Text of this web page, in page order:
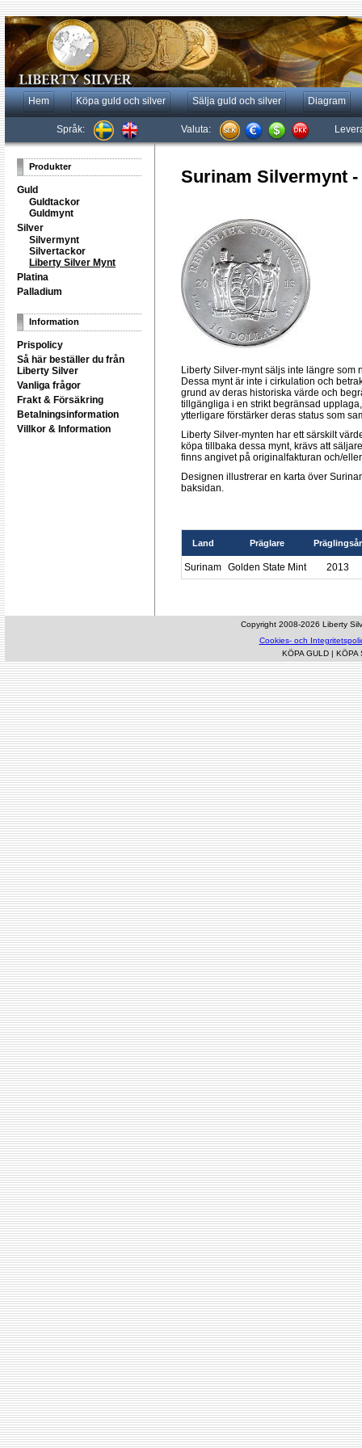
Hem Köpa guld och silver Sälja guld och silver Diagram
Språk: Valuta:
Produkter
Guld
Guldtackor
Guldmynt
Silver
Silvermynt
Silvertackor
Liberty Silver Mynt
Platina
Palladium
Information
Prispolicy
Så här beställer du från
Liberty Silver
Vanliga frågor
Frakt & Försäkring
Betalningsinformation
Villkor & Information
Surinam Silvermynt -
Liberty Silver-mynt säljs inte längre
Dessa mynt är inte i cirkulation och
grund av deras historiska värde och
tillgängliga i en strikt begränsad
ytterligare förstärker deras status som
Liberty Silver-mynten har ett särskilt
köpa tillbaka dessa mynt, krävs att
finns angivet på originalfakturan och/
Designen illustrerar en karta över
baksidan.
Land Präglare Präglingsår
Surinam Golden State Mint 2013
Copyright 2008-2026 Liberty
Cookies- och
KÖPA GULD| KÖPA